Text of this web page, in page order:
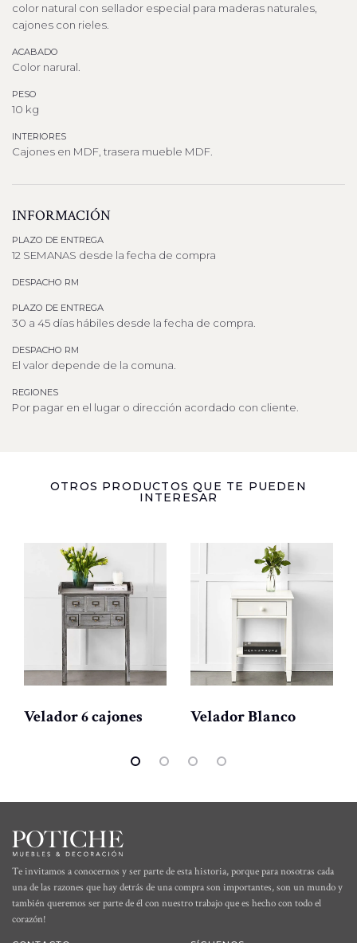
color natural con sellador especial para maderas naturales,
cajones con rieles.
ACABADO
Color narural.
PESO
10 kg
INTERIORES
Cajones en MDF, trasera mueble MDF.
INFORMACIÓN
PLAZO DE ENTREGA
12 SEMANAS desde la fecha de compra
DESPACHO RM
PLAZO DE ENTREGA
30 a 45 días hábiles desde la fecha de compra.
DESPACHO RM
El valor depende de la comuna.
REGIONES
Por pagar en el lugar o dirección acordado con cliente.
OTROS PRODUCTOS QUE TE PUEDEN
INTERESAR
Velador 6 cajones Velador Blanco
Te invitamos a conocernos y ser parte de esta historia, porque para nosotras cada
una de las razones que hay detrás de una compra son importantes, son un mundo y
también queremos ser parte de él con nuestro trabajo que es hecho con todo el
corazón!